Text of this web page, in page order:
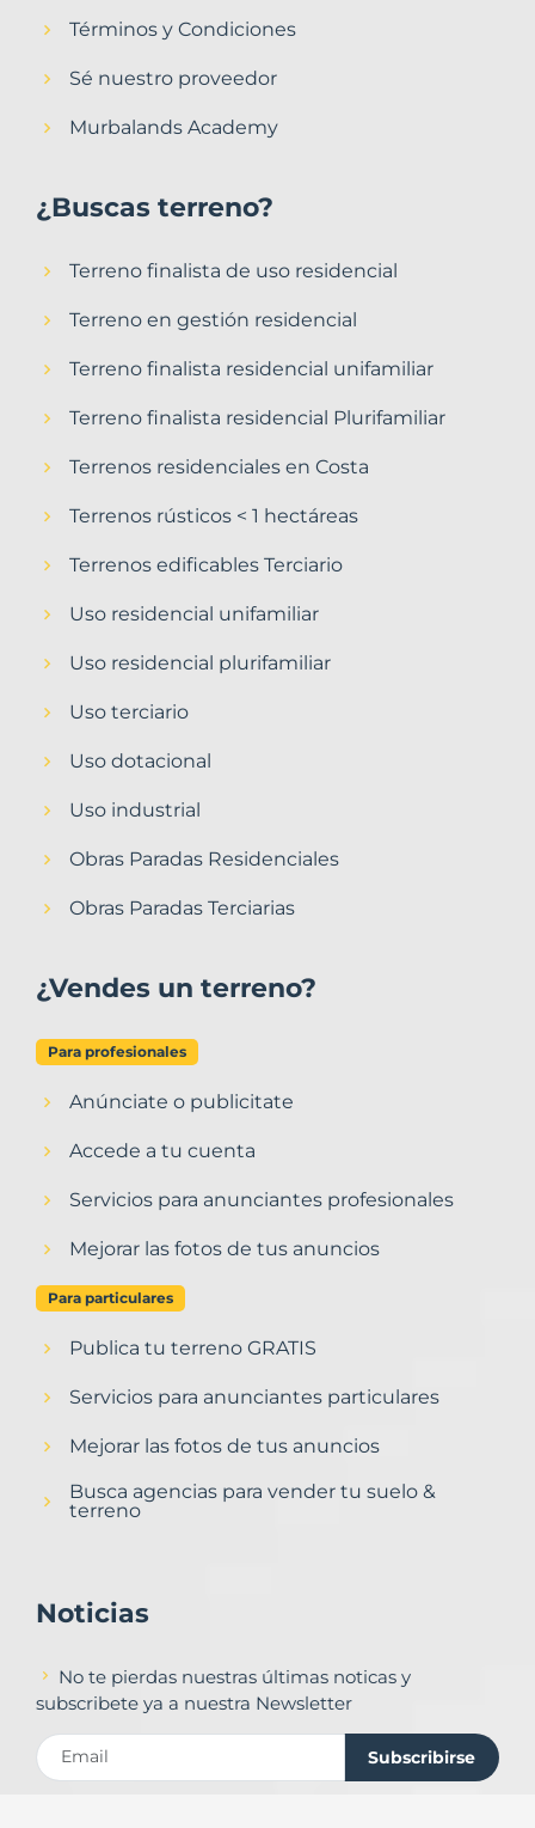
Términos y Condiciones
Sé nuestro proveedor
Murbalands Academy
¿Buscas terreno?
Terreno finalista de uso residencial
Terreno en gestión residencial
Terreno finalista residencial unifamiliar
Terreno finalista residencial Plurifamiliar
Terrenos residenciales en Costa
Terrenos rústicos < 1 hectáreas
Terrenos edificables Terciario
Uso residencial unifamiliar
Uso residencial plurifamiliar
Uso terciario
Uso dotacional
Uso industrial
Obras Paradas Residenciales
Obras Paradas Terciarias
¿Vendes un terreno?
Para profesionales
Anúnciate o publicitate
Accede a tu cuenta
Servicios para anunciantes profesionales
Mejorar las fotos de tus anuncios
Para particulares
Publica tu terreno GRATIS
Servicios para anunciantes particulares
Mejorar las fotos de tus anuncios
Busca agencias para vender tu suelo &
terreno
Noticias
No te pierdas nuestras últimas noticas y
subscribete ya a nuestra Newsletter
Subscribirse